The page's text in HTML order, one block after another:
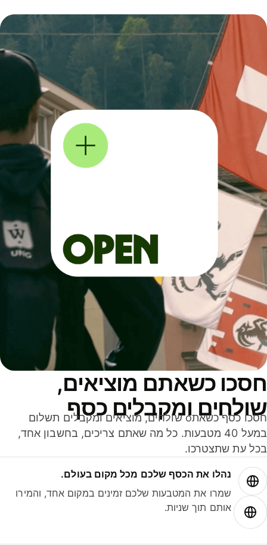
כשאתם מוציאים,
ומקבלים כסף
חסכו כסף כשאתo שולחים, מוציאים ומקבלים תשלום
במעל 40 מטבעות. כל מה שאתם צריכים, בחשבון אחד,
עת שתצטרכו.
נהלו את הכסף שלכם מכל מקום בעולם.
שמרו את המטבעות שלכם זמינים במקום אחד, והמירו
אותם תוך שניות.